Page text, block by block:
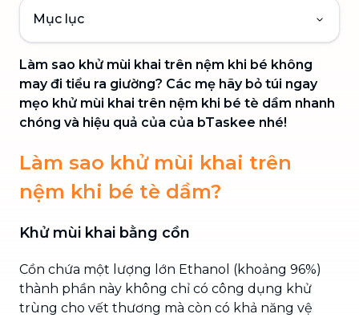
Mục lục
Làm sao khử mùi khai trên nệm khi bé không
may đi tiểu ra giường? Các mẹ hãy bỏ túi ngay
mẹo khử mùi khai trên nệm khi bé tè dầm nhanh
chóng và hiệu quả của của bTaskee nhé!
Làm sao khử mùi khai trên
nệm khi bé tè dầm?
Khử mùi khai bằng cồn
Cồn chứa một lượng lớn Ethanol (khoảng 96%)
thành phần này không chỉ có công dụng khử
trùng cho vết thương mà còn có khả năng vệ